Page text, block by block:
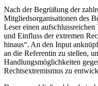
Nach der Begrüßung der
Mitgliedsorganisationen des
Leser einen
und Einfluss der extremen
hinaus“. An den Input
an die Referentin zu stellen,
Handlungsmöglichkeiten
Rechtsextremismus zu